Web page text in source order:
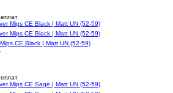
CE Black | Matt UN (52-59)